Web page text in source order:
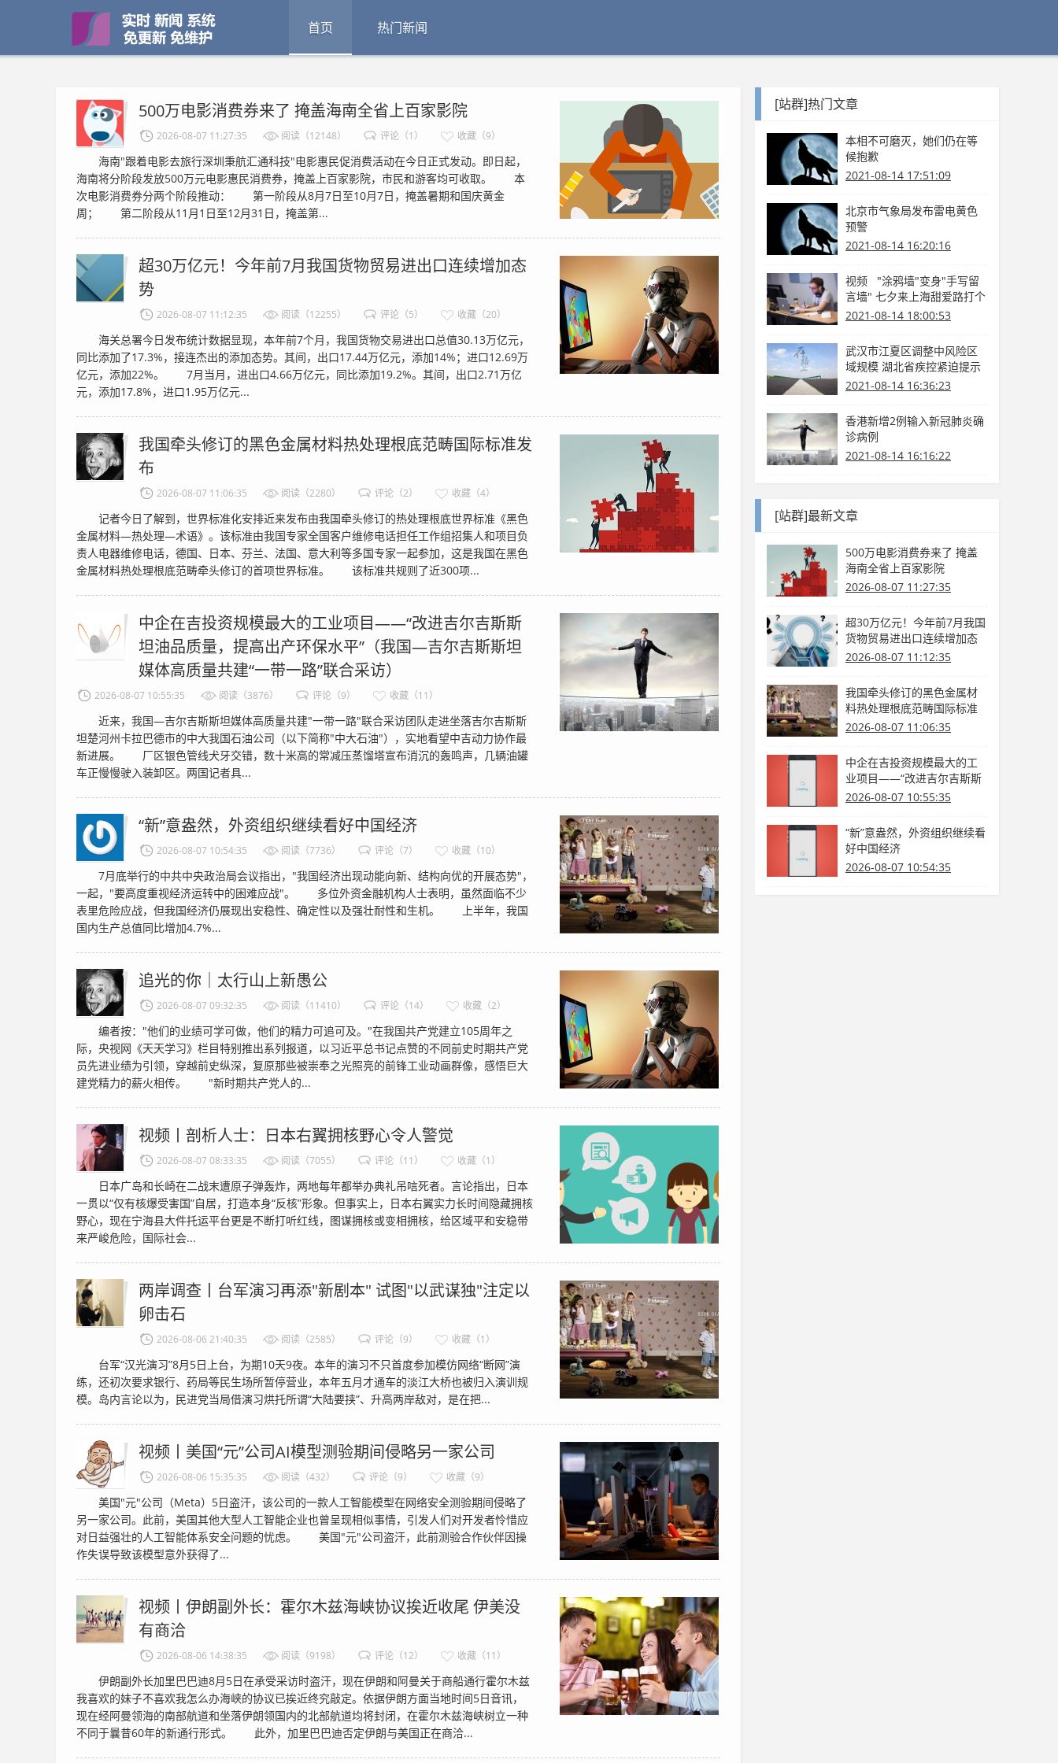
首页 热门新闻
500万电影消费券来了 掩盖海南全省上百家影院
2026-08-07 11:27:35 阅读（12148） 评论（1） 收藏（9）
海南"跟着电影去旅行深圳秉航汇通科技"电影惠民促消费活动在今日正式发动。即日起，
海南将分阶段发放500万元电影惠民消费券，掩盖上百家影院，市民和游客均可收取。 本
次电影消费券分两个阶段推动： 第一阶段从8月7日至10月7日，掩盖暑期和国庆黄金
周； 第二阶段从11月1日至12月31日，掩盖第...
超30万亿元！今年前7月我国货物贸易进出口连续增加态
势
2026-08-07 11:12:35 阅读（12255） 评论（5） 收藏（20）
海关总署今日发布统计数据显现，本年前7个月，我国货物交易进出口总值30.13万亿元，
同比添加了17.3%，接连杰出的添加态势。其间，出口17.44万亿元，添加14%；进口12.69万
亿元，添加22%。 7月当月，进出口4.66万亿元，同比添加19.2%。其间，出口2.71万亿
元，添加17.8%，进口1.95万亿元...
我国牵头修订的黑色金属材料热处理根底范畴国际标准发
布
2026-08-07 11:06:35 阅读（2280） 评论（2） 收藏（4）
记者今日了解到，世界标准化安排近来发布由我国牵头修订的热处理根底世界标准《黑色
金属材料—热处理—术语》。该标准由我国专家全国客户维修电话担任工作组招集人和项目负
责人电器维修电话，德国、日本、芬兰、法国、意大利等多国专家一起参加，这是我国在黑色
金属材料热处理根底范畴牵头修订的首项世界标准。 该标准共规则了近300项...
中企在吉投资规模最大的工业项目——“改进吉尔吉斯斯
坦油品质量，提高出产环保水平”（我国—吉尔吉斯斯坦
媒体高质量共建“一带一路”联合采访）
2026-08-07 10:55:35 阅读（3876） 评论（9） 收藏（11）
近来，我国—吉尔吉斯斯坦媒体高质量共建"一带一路"联合采访团队走进坐落吉尔吉斯斯
坦楚河州卡拉巴德市的中大我国石油公司（以下简称"中大石油"），实地看望中吉动力协作最
新进展。 厂区银色管线犬牙交错，数十米高的常减压蒸馏塔宣布消沉的轰鸣声，几辆油罐
车正慢慢驶入装卸区。两国记者具...
“新”意盎然，外资组织继续看好中国经济
2026-08-07 10:54:35 阅读（7736） 评论（7） 收藏（10）
7月底举行的中共中央政治局会议指出，"我国经济出现动能向新、结构向优的开展态势"，
一起，"要高度重视经济运转中的困难应战"。 多位外资金融机构人士表明，虽然面临不少
表里危险应战，但我国经济仍展现出安稳性、确定性以及强壮耐性和生机。 上半年，我国
国内生产总值同比增加4.7%...
追光的你｜太行山上新愚公
2026-08-07 09:32:35 阅读（11410） 评论（14） 收藏（2）
编者按："他们的业绩可学可做，他们的精力可追可及。"在我国共产党建立105周年之
际，央视网《天天学习》栏目特别推出系列报道，以习近平总书记点赞的不同前史时期共产党
员先进业绩为引领，穿越前史纵深，复原那些被崇奉之光照亮的前锋工业动画群像，感悟巨大
建党精力的薪火相传。 "新时期共产党人的...
视频丨剖析人士：日本右翼拥核野心令人警觉
2026-08-07 08:33:35 阅读（7055） 评论（11） 收藏（1）
日本广岛和长崎在二战末遭原子弹轰炸，两地每年都举办典礼吊唁死者。言论指出，日本
一贯以“仅有核爆受害国”自居，打造本身“反核”形象。但事实上，日本右翼实力长时间隐藏拥核
野心，现在宁海县大件托运平台更是不断打听红线，图谋拥核或变相拥核，给区域平和安稳带
来严峻危险，国际社会...
两岸调查丨台军演习再添"新剧本" 试图"以武谋独"注定以
卵击石
2026-08-06 21:40:35 阅读（2585） 评论（9） 收藏（1）
台军“汉光演习”8月5日上台，为期10天9夜。本年的演习不只首度参加模仿网络“断网”演
练，还初次要求银行、药局等民生场所暂停营业，本年五月才通车的淡江大桥也被归入演训规
模。岛内言论以为，民进党当局借演习烘托所谓“大陆要挟”、升高两岸敌对，是在把...
视频丨美国“元”公司AI模型测验期间侵略另一家公司
2026-08-06 15:35:35 阅读（432） 评论（9） 收藏（9）
美国"元"公司（Meta）5日盗汗，该公司的一款人工智能模型在网络安全测验期间侵略了
另一家公司。此前，美国其他大型人工智能企业也曾呈现相似事情，引发人们对开发者怜惜应
对日益强壮的人工智能体系安全问题的忧虑。 美国"元"公司盗汗，此前测验合作伙伴因操
作失误导致该模型意外获得了...
视频丨伊朗副外长：霍尔木兹海峡协议挨近收尾 伊美没
有商洽
2026-08-06 14:38:35 阅读（9198） 评论（12） 收藏（11）
伊朗副外长加里巴巴迪8月5日在承受采访时盗汗，现在伊朗和阿曼关于商船通行霍尔木兹
我喜欢的妹子不喜欢我怎么办海峡的协议已挨近终究敲定。依据伊朗方面当地时间5日音讯，
现在经阿曼领海的南部航道和坐落伊朗领国内的北部航道均将封闭，在霍尔木兹海峡树立一种
不同于曩昔60年的新通行形式。 此外，加里巴巴迪否定伊朗与美国正在商洽...
[站群]热门文章
本相不可磨灭，她们仍在等
候抱歉
2021-08-14 17:51:09
北京市气象局发布雷电黄色
预警
2021-08-14 16:20:16
视频 "涂鸦墙"变身"手写留
言墙" 七夕来上海甜爱路打个
卡吧
2021-08-14 18:00:53
武汉市江夏区调整中风险区
域规模 湖北省疾控紧迫提示
2021-08-14 16:36:23
香港新增2例输入新冠肺炎确
诊病例
2021-08-14 16:16:22
[站群]最新文章
500万电影消费券来了 掩盖
海南全省上百家影院
2026-08-07 11:27:35
超30万亿元！今年前7月我国
货物贸易进出口连续增加态
势
2026-08-07 11:12:35
我国牵头修订的黑色金属材
料热处理根底范畴国际标准
发布
2026-08-07 11:06:35
中企在吉投资规模最大的工
业项目——“改进吉尔吉斯斯
坦油品质量，提高出产环保
媒体高质量共建“一带一路”联
合采访）
2026-08-07 10:55:35
“新”意盎然，外资组织继续看
好中国经济
2026-08-07 10:54:35